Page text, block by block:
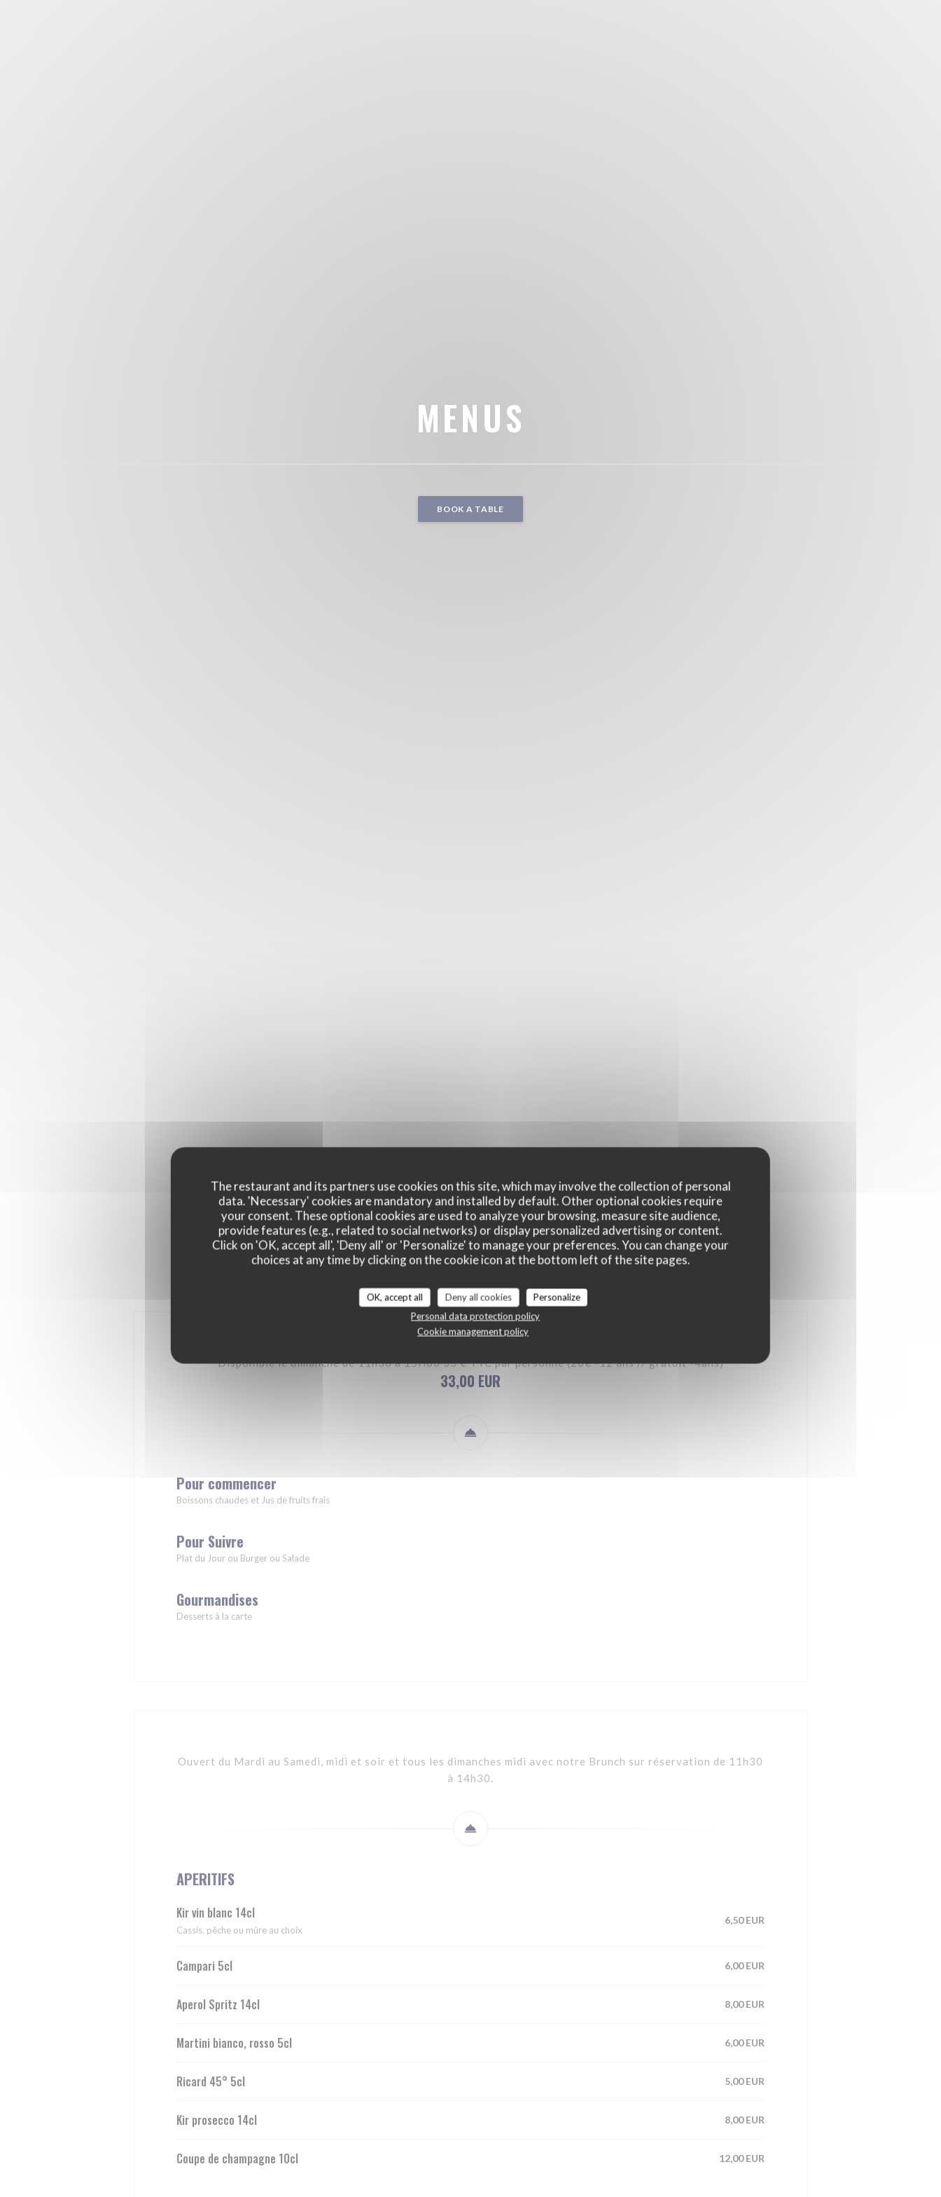
The restaurant and its partners use cookies on this site, which may involve the collection of personal
data. 'Necessary' cookies are mandatory and installed by default. Other optional cookies require
your consent. These optional cookies are used to analyze your browsing, measure site audience,
provide features (e.g., related to social networks) or display personalized advertising or content.
Click on 'OK, accept all', 'Deny all' or 'Personalize' to manage your preferences. You can change your
choices at any time by clicking on the cookie icon at the bottom left of the site pages.
OK, accept all Deny all cookies
Personalize
Personal data protection policy
Cookie management policy
MENUS
BOOK A TABLE
LE BRUNCH DU DIMANCHE SUR PLACE A EMPORTER
Disponible le dimanche de 11h30 à 15H00 33 € TTC par personne (20€ -12 ans // gratuit -4ans)
33,00 EUR
Pour commencer
Boissons chaudes et Jus de fruits frais
Pour Suivre
Plat du Jour ou Burger ou Salade
Gourmandises
Desserts à la carte
Ouvert du Mardi au Samedi, midi et soir et tous les dimanches midi avec notre Brunch sur réservation de 11h30
à 14h30.
APERITIFS
Kir vin blanc 14cl
Cassis, pêche ou mûre au choix
6,50 EUR
Campari 5cl 6,00 EUR
Aperol Spritz 14cl 8,00 EUR
Martini bianco, rosso 5cl 6,00 EUR
Ricard 45° 5cl 5,00 EUR
Kir prosecco 14cl 8,00 EUR
Coupe de champagne 10cl 12,00 EUR